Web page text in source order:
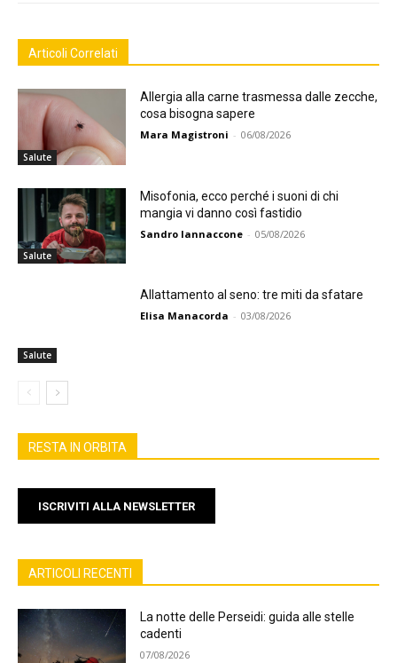
Articoli Correlati
Salute
Allergia alla carne trasmessa dalle zecche,
cosa bisogna sapere
Mara Magistroni - 06/08/2026
Salute
Misofonia, ecco perché i suoni di chi
mangia vi danno così fastidio
Sandro Iannaccone - 05/08/2026
Salute
Allattamento al seno: tre miti da sfatare
Elisa Manacorda - 03/08/2026
RESTA IN ORBITA
ISCRIVITI ALLA NEWSLETTER
ARTICOLI RECENTI
La notte delle Perseidi: guida alle stelle
cadenti
07/08/2026